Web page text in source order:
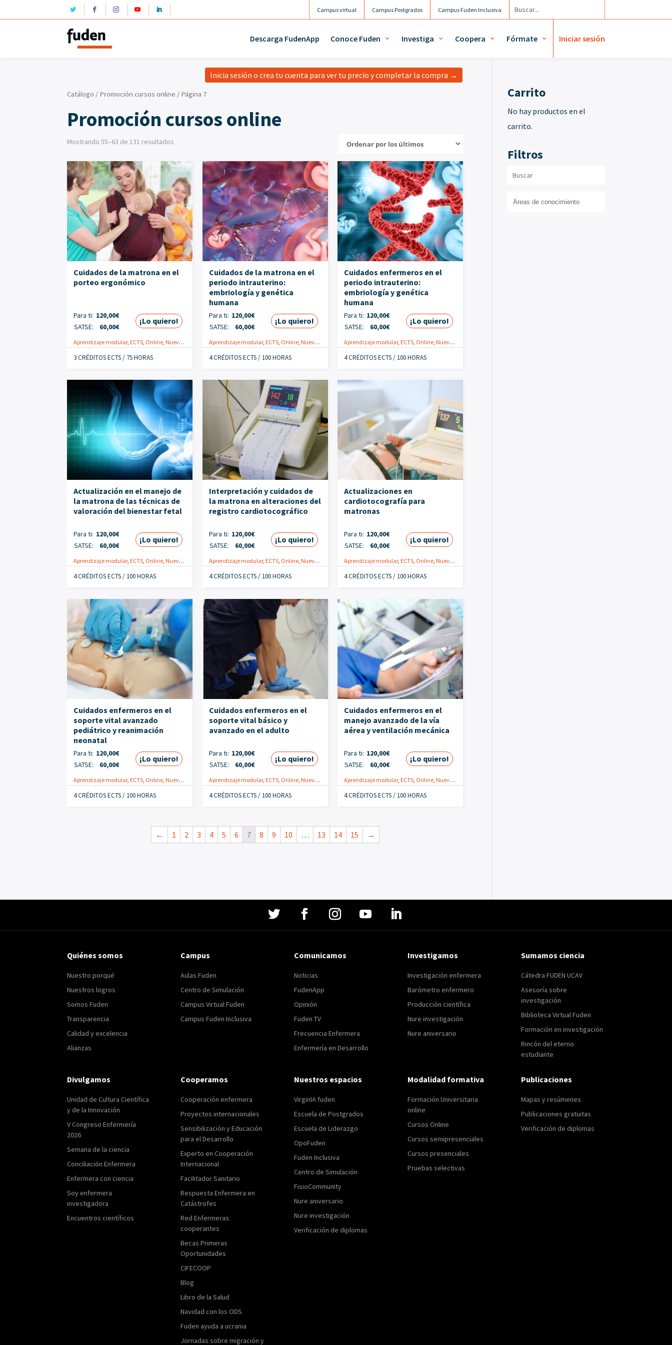
Campus Fuden Inclusiva
Campus Postgrados
Campus virtual
Descarga FudenApp Conoce Fuden Investiga Coopera Fórmate Iniciar sesión
Catálogo / Promoción cursos online / Página 7
Promoción cursos online
Inicia sesión o crea tu cuenta para ver tu precio y completar la compra →
Mostrando 55–63 de 131 resultados
Cuidados de la matrona en el
porteo ergonómico
Para ti: 120,00€
SATSE:
60,00€
¡Lo quiero!
Aprendizaje modular, ECTS, Online, Nuevo , Obstétrico-ginecológica,Especialistas ,Promoción
3 CRÉDITOS ECTS / 75 HORAS
Cuidados de la matrona en el
periodo intrauterino:
embriología y genética
humana
Para ti: 120,00€
SATSE:
60,00€
¡Lo quiero!
Aprendizaje modular, ECTS, Online, Nuevo , Obstétrico-ginecológica,Especialistas ,Promoción
4 CRÉDITOS ECTS / 100 HORAS
Cuidados enfermeros en el
periodo intrauterino:
embriología y genética
humana
Para ti: 120,00€
SATSE:
60,00€
¡Lo quiero!
Aprendizaje modular, ECTS, Online, Nuevo ,
4 CRÉDITOS ECTS / 100 HORAS
Actualización en el manejo de
la matrona de las técnicas de
valoración del bienestar fetal
Para ti: 120,00€
SATSE:
60,00€
¡Lo quiero!
Aprendizaje modular, ECTS, Online, Nuevo , Obstétrico-ginecológica,Especialistas ,Promoción
4 CRÉDITOS ECTS / 100 HORAS
Interpretación y cuidados de
la matrona en alteraciones del
registro cardiotocográfico
Para ti: 120,00€
SATSE:
60,00€
¡Lo quiero!
Aprendizaje modular, ECTS, Online, Nuevo , Obstétrico-ginecológica,Especialistas ,Promoción
4 CRÉDITOS ECTS / 100 HORAS
Actualizaciones en
cardiotocografía para
matronas
Para ti: 120,00€
SATSE:
60,00€
¡Lo quiero!
Aprendizaje modular, ECTS, Online, Nuevo ,
4 CRÉDITOS ECTS / 100 HORAS
Cuidados enfermeros en el
soporte vital avanzado
pediátrico y reanimación
neonatal
Para ti: 120,00€
SATSE:
60,00€
¡Lo quiero!
Aprendizaje modular, ECTS Online Nuevo , Enfermeras,Promoción,Urgencias y Críticos
4 CRÉDITOS ECTS / 100 HORAS
Cuidados enfermeros en el
soporte vital básico y
avanzado en el adulto
Para ti: 120,00€
SATSE:
60,00€
¡Lo quiero!
Aprendizaje modular, ECTS, Online, Nuevo , Enfermeras,Promoción,Urgencias y Críticos
4 CRÉDITOS ECTS / 100 HORAS
Cuidados enfermeros en el
manejo avanzado de la vía
aérea y ventilación mecánica
Para ti: 120,00€
SATSE:
60,00€
¡Lo quiero!
Aprendizaje modular, ECTS Online Nuevo ,
4 CRÉDITOS ECTS / 100 HORAS
← 1 2 3 4 5 6 7 8 9 10 … 13 14 15 →
Carrito
No hay productos en el
carrito.
Filtros
Quiénes somos
Nuestro porqué
Nuestros logros
Somos Fuden
Transparencia
Calidad y excelencia
Alianzas
Campus
Aulas Fuden
Centro de Simulación
Campus Virtual Fuden
Campus Fuden Inclusiva
Comunicamos
Noticias
FudenApp
Opinión
Fuden TV
Frecuencia Enfermera
Enfermería en Desarrollo
Investigamos
Investigación enfermera
Barómetro enfermero
Producción científica
Nure investigación
Nure aniversario
Sumamos ciencia
Cátedra FUDEN UCAV
Asesoría sobre
investigación
Biblioteca Virtual Fuden
Formación en investigación
Rincón del eterno
estudiante
Divulgamos
Unidad de Cultura Científica
y de la Innovación
V Congreso Enfermería
2026
Semana de la ciencia
Conciliación Enfermera
Enfermera con ciencia
Soy enfermera
investigadora
Encuentros científicos
Cooperamos
Cooperación enfermera
Proyectos internacionales
Sensibilización y Educación
para el Desarrollo
Experto en Cooperación
Internacional
Facilitador Sanitario
Respuesta Enfermera en
Catástrofes
Red Enfermeras
cooperantes
Becas Primeras
Oportunidades
CIFECOOP
Blog
Libro de la Salud
Navidad con los ODS
Fuden ayuda a ucrania
Jornadas sobre migración y
Nuestros espacios
VirginIA fuden
Escuela de Postgrados
Escuela de Liderazgo
OpoFuden
Fuden Inclusiva
Centro de Simulación
FisioCommunity
Nure aniversario
Nure investigación
Verificación de diplomas
Modalidad formativa
Formación Universitaria
online
Cursos Online
Cursos semipresenciales
Cursos presenciales
Pruebas selectivas
Publicaciones
Mapas y resúmenes
Publicaciones gratuitas
Verificación de diplomas